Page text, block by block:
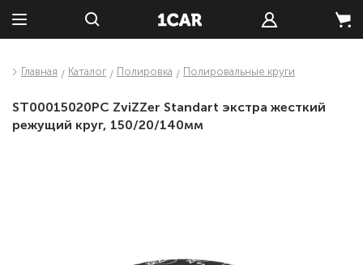
Главная Каталог Полировка Полировальные круги
ST00015020PC ZviZZer Standart экстра жесткий
режущий круг, 150/20/140мм